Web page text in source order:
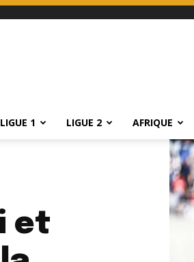
LIGUE 1 LIGUE 2 AFRIQUE
et